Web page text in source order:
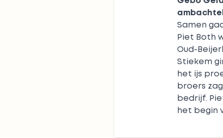
Samen
Piet Both
Oud-
Stiekem
het ijs
broers
bedrijf.
het begin